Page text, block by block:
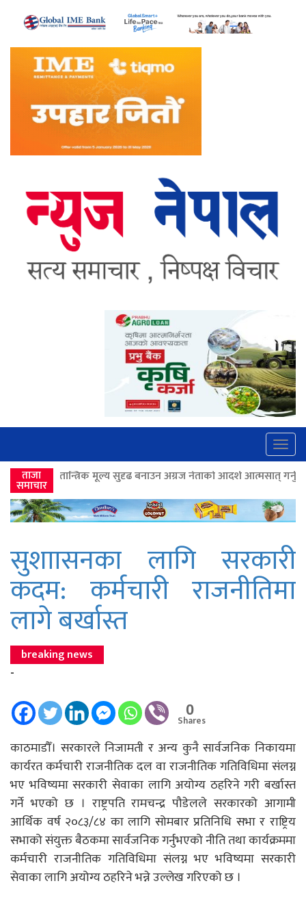
ताजा
समाचार
सुदृढ बनाउन अग्रज नेताको आदर्श आत्मसात् गर्नुपर्छः पूर्वराष्ट्रपति भण्डारी
सुशाासनका लागि सरकारी
कदम: कर्मचारी राजनीतिमा
लागे बर्खास्त
breaking news
-
0
Shares
काठमाडौँ। सरकारले निजामती र अन्य कुनै सार्वजनिक निकायमा
कार्यरत कर्मचारी राजनीतिक दल वा राजनीतिक गतिविधिमा संलग्न
भए भविष्यमा सरकारी सेवाका लागि अयोग्य ठहरिने गरी बर्खास्त
गर्ने भएको छ । राष्ट्रपति रामचन्द्र पौडेलले सरकारको आगामी
आर्थिक वर्ष २०८३/८४ का लागि सोमबार प्रतिनिधि सभा र राष्ट्रिय
सभाको संयुक्त बैठकमा सार्वजनिक गर्नुभएको नीति तथा कार्यक्रममा
कर्मचारी राजनीतिक गतिविधिमा संलग्न भए भविष्यमा सरकारी
सेवाका लागि अयोग्य ठहरिने भन्ने उल्लेख गरिएको छ ।